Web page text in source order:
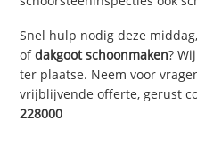
Snel hulp nodig deze
ofdakgoot schoonmaken?
ter plaatse. Neem voor
vrijblijvende offerte, gerust
228000